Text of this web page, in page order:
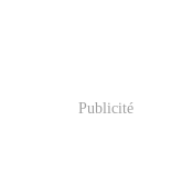
Publicité